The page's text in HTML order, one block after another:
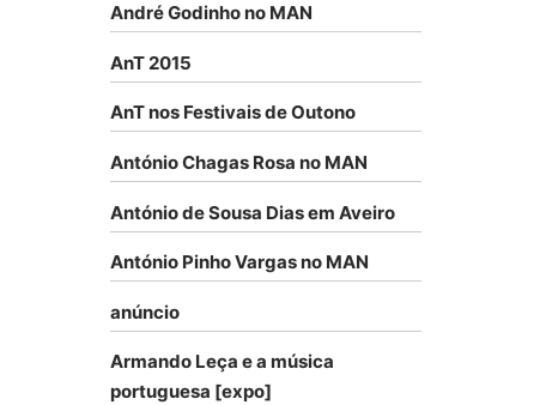
André Godinho no MAN
AnT 2015
AnT nos Festivais de Outono
António Chagas Rosa no MAN
António de Sousa Dias em Aveiro
António Pinho Vargas no MAN
anúncio
Armando Leça e a música
portuguesa [expo]